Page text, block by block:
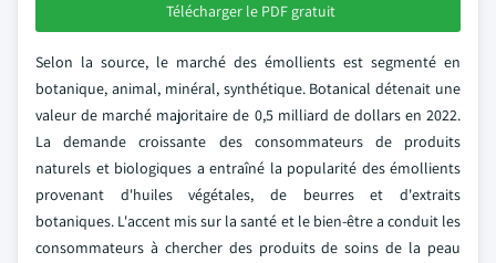
Télécharger le PDF gratuit
Selon la source, le marché des émollients est segmenté en
botanique, animal, minéral, synthétique. Botanical détenait une
valeur de marché majoritaire de 0,5 milliard de dollars en 2022.
La demande croissante des consommateurs de produits
naturels et biologiques a entraîné la popularité des émollients
provenant d'huiles végétales, de beurres et d'extraits
botaniques. L'accent mis sur la santé et le bien-être a conduit les
consommateurs à chercher des produits de soins de la peau